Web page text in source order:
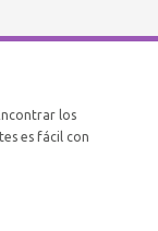
los
es fácil con